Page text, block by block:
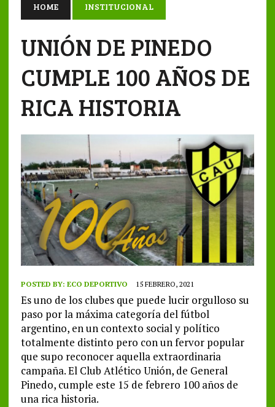
HOME INSTITUCIONAL
UNIÓN DE PINEDO
CUMPLE 100 AÑOS DE
RICA HISTORIA
POSTED BY: ECO DEPORTIVO 15 FEBRERO, 2021
Es uno de los clubes que puede lucir orgulloso su
paso por la máxima categoría del fútbol
argentino, en un contexto social y político
totalmente distinto pero con un fervor popular
que supo reconocer aquella extraordinaria
campaña. El Club Atlético Unión, de General
Pinedo, cumple este 15 de febrero 100 años de
una rica historia.